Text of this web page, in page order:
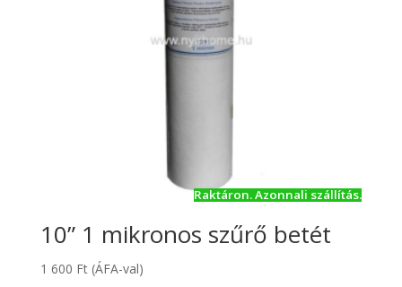
Raktáron. Azonnali szállítás.
10” 1 mikronos szűrő betét
1 600 Ft (ÁFA-val)